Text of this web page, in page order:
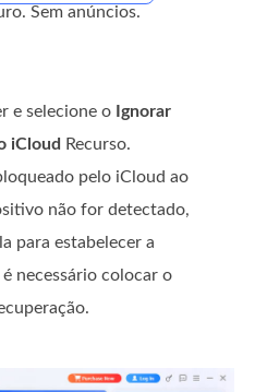
Sem anúncios.
e selecione o Ignorar
iCloud Recurso.
pelo iCloud ao
não for detectado,
para estabelecer a
necessário colocar o